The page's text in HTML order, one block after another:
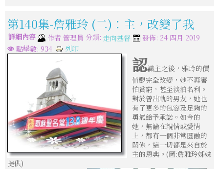
第140集-詹雅玲 (二)：主，改變了我
詳細內容 作者 管理員 分類: 走向基督
發佈: 24 四月 2019
點擊數: 934
列印
認識主之後，雅玲的價
值觀完全改變，她不再害
怕貧窮，甚至淡泊名利。
對於曾出軌的男友，她也
有了更多的包容及足夠的
勇氣給予承諾。如今的
她，無論在親情或愛情
上，都有一個非常圓融的
關係，這一切都是來自於
主的恩典。(圖:詹雅玲姊妹
提供)